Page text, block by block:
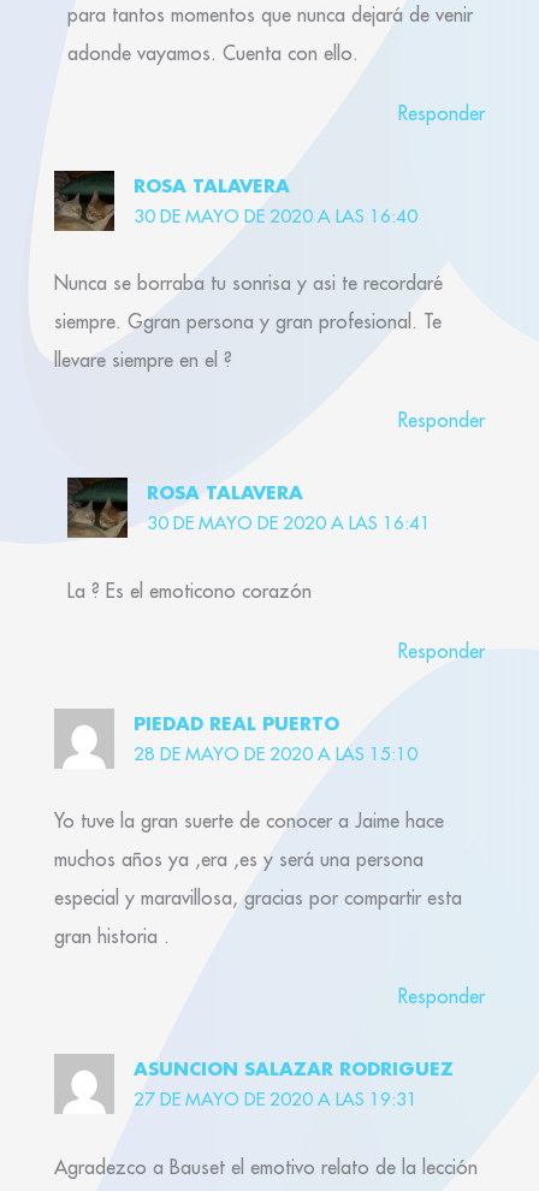
para tantos momentos que nunca dejará de venir
adonde vayamos. Cuenta con ello.
Responder
ROSA TALAVERA
30 DE MAYO DE 2020 A LAS 16:40
Nunca se borraba tu sonrisa y asi te recordaré
siempre. Ggran persona y gran profesional. Te
llevare siempre en el ?
Responder
ROSA TALAVERA
30 DE MAYO DE 2020 A LAS 16:41
La ? Es el emoticono corazón
Responder
PIEDAD REAL PUERTO
28 DE MAYO DE 2020 A LAS 15:10
Yo tuve la gran suerte de conocer a Jaime hace
muchos años ya ,era ,es y será una persona
especial y maravillosa, gracias por compartir esta
gran historia .
Responder
ASUNCION SALAZAR RODRIGUEZ
27 DE MAYO DE 2020 A LAS 19:31
Agradezco a Bauset el emotivo relato de la lección